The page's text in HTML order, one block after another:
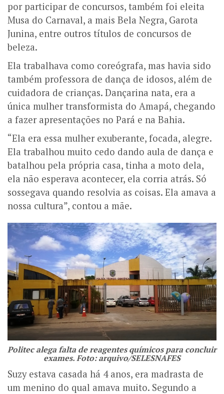
por participar de concursos, também foi eleita
Musa do Carnaval, a mais Bela Negra, Garota
Junina, entre outros títulos de concursos de
beleza.
Ela trabalhava como coreógrafa, mas havia sido
também professora de dança de idosos, além de
cuidadora de crianças. Dançarina nata, era a
única mulher transformista do Amapá, chegando
a fazer apresentações no Pará e na Bahia.
“Ela era essa mulher exuberante, focada, alegre.
Ela trabalhou muito cedo dando aula de dança e
batalhou pela própria casa, tinha a moto dela,
ela não esperava acontecer, ela corria atrás. Só
sossegava quando resolvia as coisas. Ela amava a
nossa cultura”, contou a mãe.
Politec alega falta de reagentes químicos para concluir
exames. Foto: arquivo/SELESNAFES
Suzy estava casada há 4 anos, era madrasta de
um menino do qual amava muito. Segundo a